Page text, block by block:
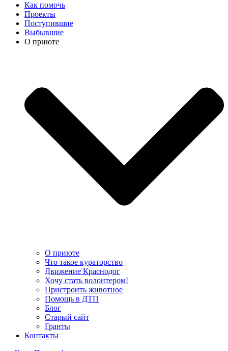
Как помочь
Проекты
Поступившие
Выбывшие
О приюте
О приюте
Что такое кураторство
Движение Краснодог
Хочу стать волонтером!
Пристроить животное
Помощь в ДТП
Блог
Старый сайт
Гранты
Контакты